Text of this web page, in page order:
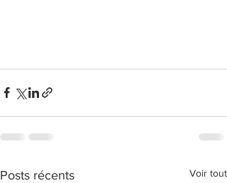
Posts récents Voir tout